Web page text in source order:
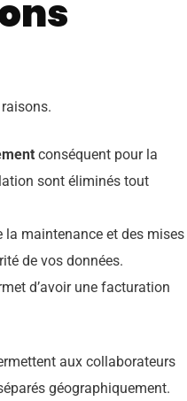
conséquent pour la
sont éliminés tout
la maintenance et des mises
de vos données.
d’avoir une facturation
aux collaborateurs
géographiquement.